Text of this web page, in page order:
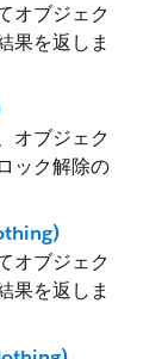
オブジェク
果を返しま
オブジェク
ック解除の
オブジェク
果を返しま